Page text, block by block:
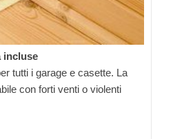
incluse
tutti i garage e casette. La
con forti venti o violenti